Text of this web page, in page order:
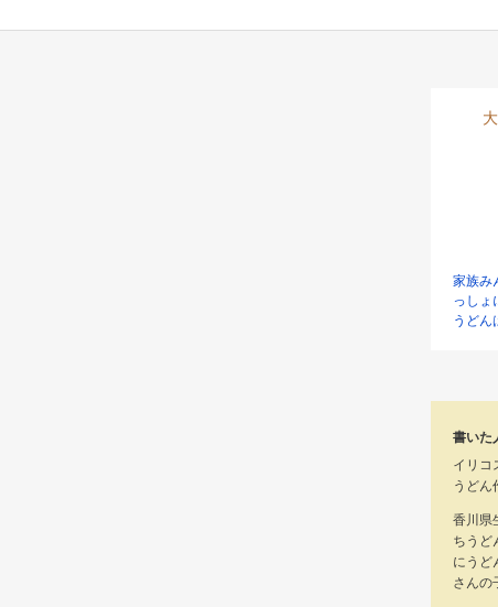
家族み
っしょ
うどん
書いた
イリコ
うどん
香川県
ちうど
にうど
さんの